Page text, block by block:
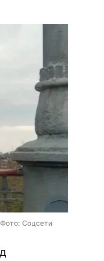
Фото: Соцсети